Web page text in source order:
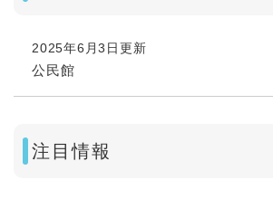
2025年6月3日更新
公民館
注目情報